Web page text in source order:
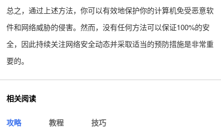
总之，通过上述方法，你可以有效地保护你的计算机免受恶意软
件和网络威胁的侵害。然而，没有任何方法可以保证100%的安
全，因此持续关注网络安全动态并采取适当的预防措施是非常重
要的。
相关阅读
攻略 教程 技巧